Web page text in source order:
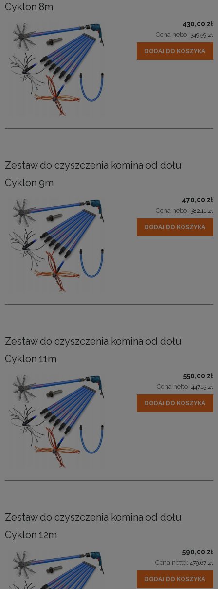
Cyklon 8m
430,00 zł
Cena netto: 349,59 zł
DODAJ DO KOSZYKA
Zestaw do czyszczenia komina od dołu
Cyklon 9m
470,00 zł
Cena netto: 382,11 zł
DODAJ DO KOSZYKA
Zestaw do czyszczenia komina od dołu
Cyklon 11m
550,00 zł
Cena netto: 447,15 zł
DODAJ DO KOSZYKA
Zestaw do czyszczenia komina od dołu
Cyklon 12m
590,00 zł
Cena netto: 479,67 zł
DODAJ DO KOSZYKA